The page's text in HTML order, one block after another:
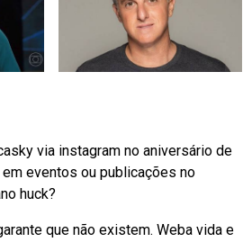
via instagram no aniversário de
eventos ou publicações no
huck?
que não existem. Weba vida e